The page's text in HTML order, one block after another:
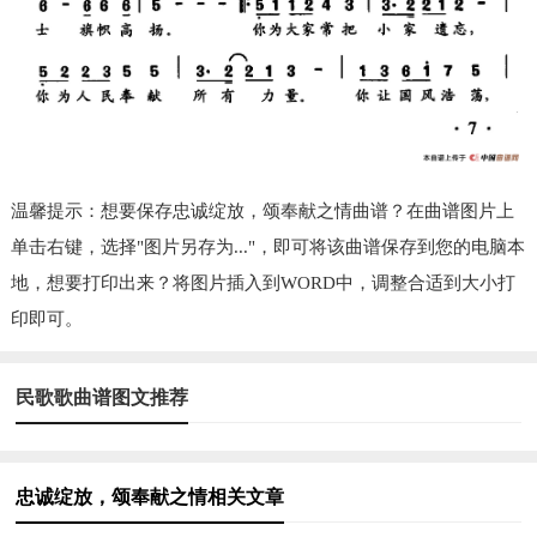
温馨提示：想要保存忠诚绽放，颂奉献之情曲谱？在曲谱图片上
单击右键，选择"图片另存为..."，即可将该曲谱保存到您的电脑本
地，想要打印出来？将图片插入到WORD中，调整合适到大小打
印即可。
民歌歌曲谱图文推荐
忠诚绽放，颂奉献之情相关文章